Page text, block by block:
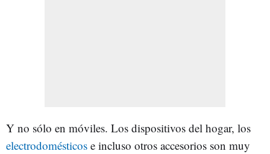
Y no sólo en móviles. Los dispositivos del hogar, los
electrodomésticos e incluso otros accesorios son muy